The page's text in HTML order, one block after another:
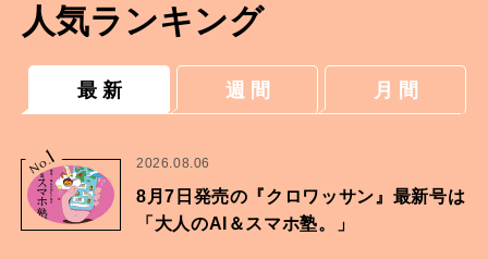
人気ランキング
最 新 週 間 月 間
No.
1 2026.08.06
8月7日発売の『クロワッサン』最新号は
「大人のAI＆スマホ塾。」